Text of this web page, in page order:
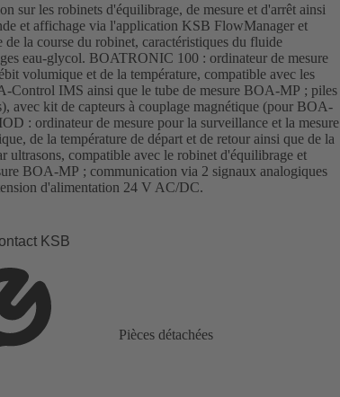
sur les robinets d'équilibrage, de mesure et d'arrêt ainsi
et affichage via l'application KSB FlowManager et
la course du robinet, caractéristiques du fluide
eau-glycol. BOATRONIC 100 : ordinateur de mesure
volumique et de la température, compatible avec les
Control IMS ainsi que le tube de mesure BOA-MP ; piles
avec kit de capteurs à couplage magnétique (pour BOA-
: ordinateur de mesure pour la surveillance et la mesure
de la température de départ et de retour ainsi que de la
ultrasons, compatible avec le robinet d'équilibrage et
BOA-MP ; communication via 2 signaux analogiques
d'alimentation 24 V AC/DC.
KSB
Pièces détachées